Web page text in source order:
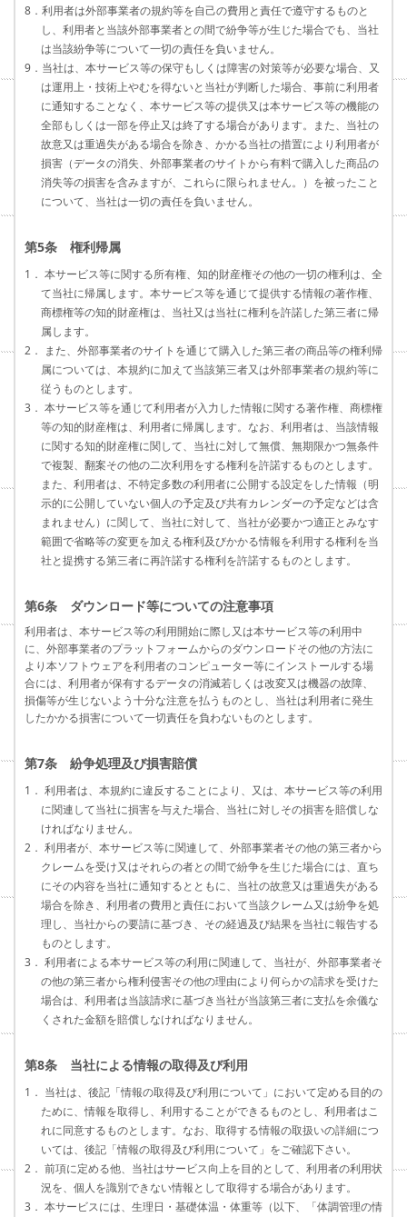
8．利用者は外部事業者の規約等を自己の費用と責任で遵守するものと
し、利用者と当該外部事業者との間で紛争等が生じた場合でも、当社
は当該紛争等について一切の責任を負いません。
9．当社は、本サービス等の保守もしくは障害の対策等が必要な場合、又
は運用上・技術上やむを得ないと当社が判断した場合、事前に利用者
に通知することなく、本サービス等の提供又は本サービス等の機能の
全部もしくは一部を停止又は終了する場合があります。また、当社の
故意又は重過失がある場合を除き、かかる当社の措置により利用者が
損害（データの消失、外部事業者のサイトから有料で購入した商品の
消失等の損害を含みますが、これらに限られません。）を被ったこと
について、当社は一切の責任を負いません。
第5条 権利帰属
1． 本サービス等に関する所有権、知的財産権その他の一切の権利は、全
て当社に帰属します。本サービス等を通じて提供する情報の著作権、
商標権等の知的財産権は、当社又は当社に権利を許諾した第三者に帰
属します。
2． また、外部事業者のサイトを通じて購入した第三者の商品等の権利帰
属については、本規約に加えて当該第三者又は外部事業者の規約等に
従うものとします。
3． 本サービス等を通じて利用者が入力した情報に関する著作権、商標権
等の知的財産権は、利用者に帰属します。なお、利用者は、当該情報
に関する知的財産権に関して、当社に対して無償、無期限かつ無条件
で複製、翻案その他の二次利用をする権利を許諾するものとします。
また、利用者は、不特定多数の利用者に公開する設定をした情報（明
示的に公開していない個人の予定及び共有カレンダーの予定などは含
まれません）に関して、当社に対して、当社が必要かつ適正とみなす
範囲で省略等の変更を加える権利及びかかる情報を利用する権利を当
社と提携する第三者に再許諾する権利を許諾するものとします。
第6条 ダウンロード等についての注意事項
利用者は、本サービス等の利用開始に際し又は本サービス等の利用中
に、外部事業者のプラットフォームからのダウンロードその他の方法に
より本ソフトウェアを利用者のコンピューター等にインストールする場
合には、利用者が保有するデータの消滅若しくは改変又は機器の故障、
損傷等が生じないよう十分な注意を払うものとし、当社は利用者に発生
したかかる損害について一切責任を負わないものとします。
第7条 紛争処理及び損害賠償
1． 利用者は、本規約に違反することにより、又は、本サービス等の利用
に関連して当社に損害を与えた場合、当社に対しその損害を賠償しな
ければなりません。
2． 利用者が、本サービス等に関連して、外部事業者その他の第三者から
クレームを受け又はそれらの者との間で紛争を生じた場合には、直ち
にその内容を当社に通知するとともに、当社の故意又は重過失がある
場合を除き、利用者の費用と責任において当該クレーム又は紛争を処
理し、当社からの要請に基づき、その経過及び結果を当社に報告する
ものとします。
3． 利用者による本サービス等の利用に関連して、当社が、外部事業者そ
の他の第三者から権利侵害その他の理由により何らかの請求を受けた
場合は、利用者は当該請求に基づき当社が当該第三者に支払を余儀な
くされた金額を賠償しなければなりません。
第8条 当社による情報の取得及び利用
1． 当社は、後記「情報の取得及び利用について」において定める目的の
ために、情報を取得し、利用することができるものとし、利用者はこ
れに同意するものとします。なお、取得する情報の取扱いの詳細につ
いては、後記「情報の取得及び利用について」をご確認下さい。
2． 前項に定める他、当社はサービス向上を目的として、利用者の利用状
況を、個人を識別できない情報として取得する場合があります。
3． 本サービスには、生理日・基礎体温・体重等（以下、「体調管理の情